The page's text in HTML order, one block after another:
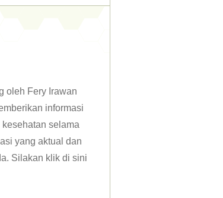
oleh Fery Irawan
informasi
selama
yang aktual dan
Silakan klik di sini